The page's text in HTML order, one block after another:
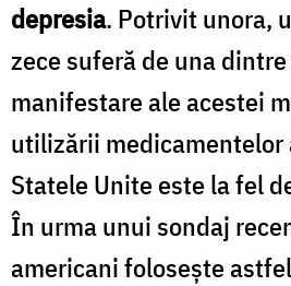
decăzută
Foto:
Oana
Nechifor
depresia. Potrivit unora,
zece suferă de una
manifestare ale acestei
utilizării medicamentelor
Statele Unite este la fel
În urma unui sondaj
americani folosește